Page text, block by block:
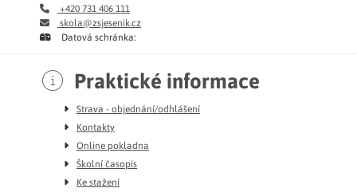
+420 731 406 111
skola@zsjesenik.cz
Datová schránka:
Praktické informace
Strava - objednání/odhlášení
Kontakty
Online pokladna
Školní časopis
Ke stažení